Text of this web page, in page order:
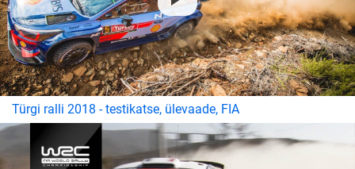
Türgi ralli 2018 - testikatse, ülevaade, FIA